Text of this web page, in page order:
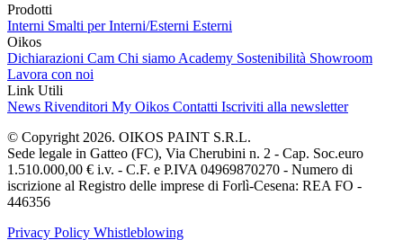
Prodotti
Interni Smalti per Interni/Esterni Esterni
Oikos
Dichiarazioni Cam Chi siamo Academy Sostenibilità Showroom
Lavora con noi
Link Utili
News Rivenditori My Oikos Contatti Iscriviti alla newsletter
© Copyright 2026. OIKOS PAINT S.R.L.
Sede legale in Gatteo (FC), Via Cherubini n. 2 - Cap. Soc.euro
1.510.000,00 € i.v. - C.F. e P.IVA 04969870270 - Numero di
iscrizione al Registro delle imprese di Forlì-Cesena: REA FO -
446356
Privacy Policy Whistleblowing